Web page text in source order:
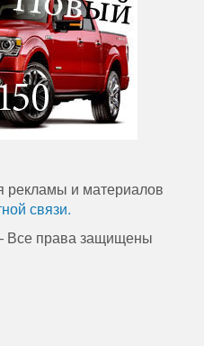
и материалов
связи.
Все права защищены